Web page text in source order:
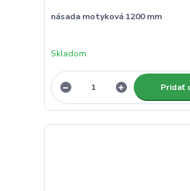
násada motyková 1200 mm
Skladom
Pridať